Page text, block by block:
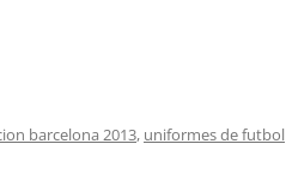
barcelona 2013, uniformes de futbol